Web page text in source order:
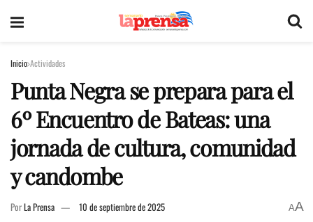
Inicio Actividades
Punta Negra se prepara para el
6º Encuentro de Bateas: una
jornada de cultura, comunidad
y candombe
PorLa Prensa 10 de septiembre de 2025 AA